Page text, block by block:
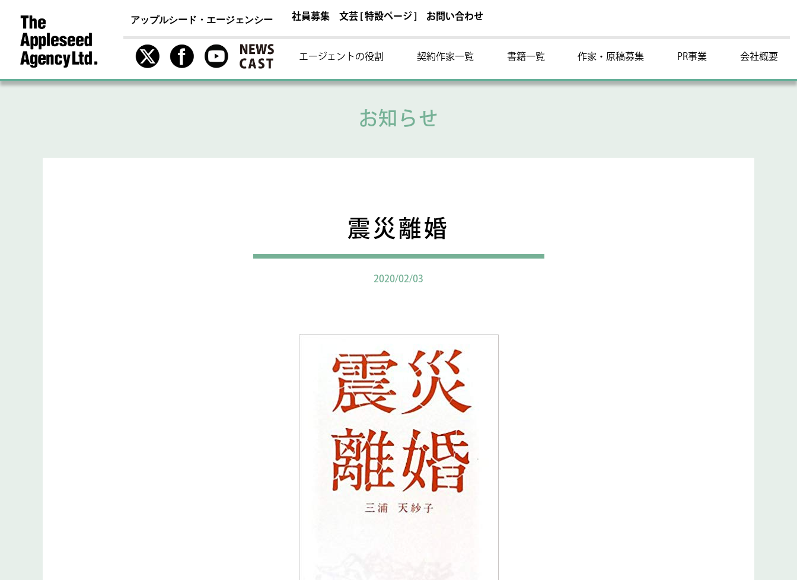
アップルシード・エージェンシー 社員募集 文芸 [ 特設ページ ] お問い合わせ
エージェントの役割 契約作家一覧 書籍一覧 作家・原稿募集 PR事業 会社概要
お知らせ
震災離婚
2020/02/03